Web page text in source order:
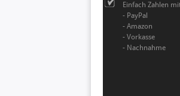
Einfach Zahlen
- PayPal
- Amazon
- Vorkasse
- Nachnahme